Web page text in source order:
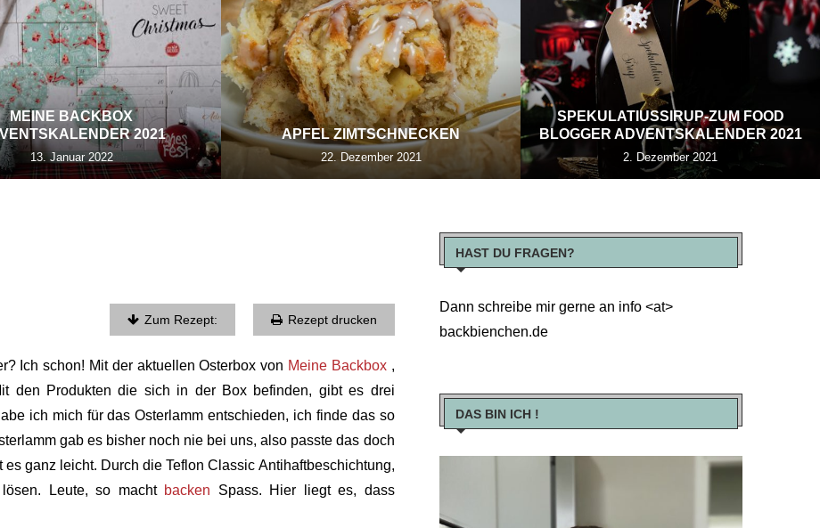
MEINE BACKBOX
2021
13. Januar 2022
APFEL ZIMTSCHNECKEN
22. Dezember 2021
SPEKULATIUSSIRUP-ZUM FOOD
BLOGGER ADVENTSKALENDER 2021
2. Dezember 2021
Zum Rezept: Rezept drucken
Ich schon! Mit der aktuellen Osterbox von Meine Backbox,
den Produkten die sich in der Box befinden, gibt es drei
ich mich für das Osterlamm entschieden, ich finde das so
gab es bisher noch nie bei uns, also passte das doch
es ganz leicht. Durch die Teflon Classic Antihaftbeschichtung,
Leute, so macht backen Spass. Hier liegt es, dass
HAST DU FRAGEN?
Dann schreibe mir gerne an info <at>
backbienchen.de
DAS BIN ICH !